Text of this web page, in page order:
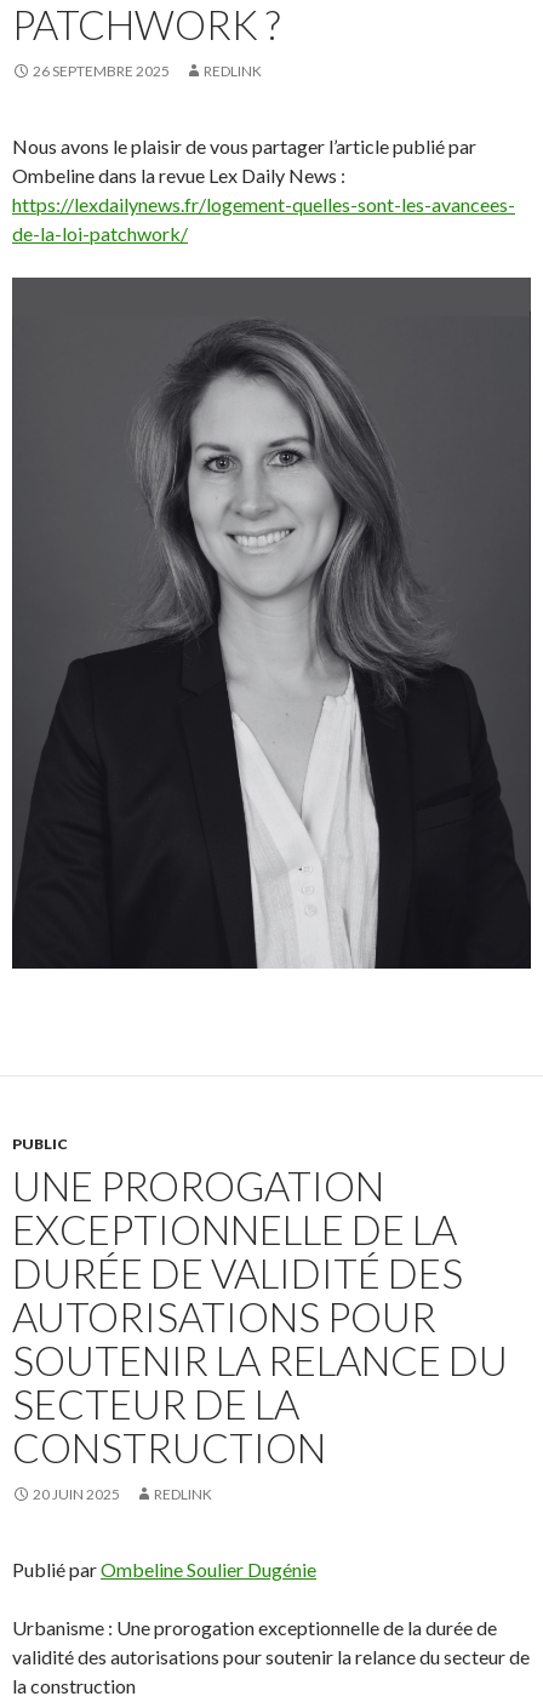
PATCHWORK ?
26 SEPTEMBRE 2025 REDLINK
Nous avons le plaisir de vous partager l’article publié par
Ombeline dans la revue Lex Daily News :
https://lexdailynews.fr/logement-quelles-sont-les-avancees-
de-la-loi-patchwork/
PUBLIC
UNE PROROGATION
EXCEPTIONNELLE DE LA
DURÉE DE VALIDITÉ DES
AUTORISATIONS POUR
SOUTENIR LA RELANCE DU
SECTEUR DE LA
CONSTRUCTION
20 JUIN 2025 REDLINK
Publié parOmbeline Soulier Dugénie
Urbanisme : Une prorogation exceptionnelle de la durée de
validité des autorisations pour soutenir la relance du secteur de
la construction